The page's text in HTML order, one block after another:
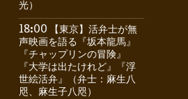
光）
18:00 【東京】活弁士が無
声映画を語る『坂本龍馬』
『チャップリンの冒険』
『大学は出たけれど』『浮
世絵活弁』（弁士：麻生八
咫、麻生子八咫）